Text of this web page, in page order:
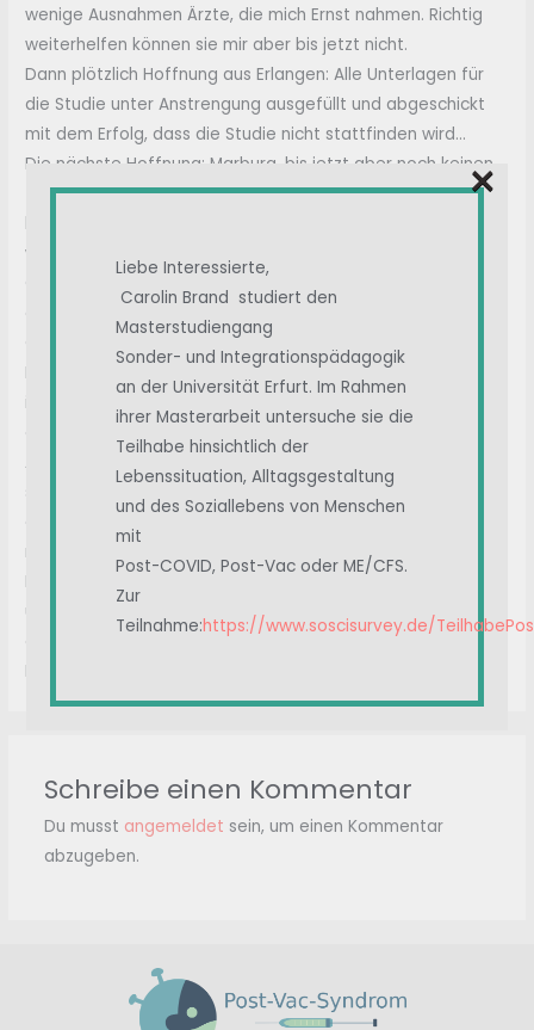
wenige Ausnahmen Ärzte, die mich Ernst nahmen. Richtig
weiterhelfen können sie mir aber bis jetzt nicht.
Dann plötzlich Hoffnung aus Erlangen: Alle Unterlagen für
die Studie unter Anstrengung ausgefüllt und abgeschickt
mit dem Erfolg, dass die Studie nicht stattfinden wird…
Die nächste Hoffnung: Marburg, bis jetzt aber noch keinen
Termin erhalten und wenn ich die Erfahrungen von anderen
hier mit Marburg lese, bin ich mir nicht sicher, ob uns dort
wirklich geholfen werden kann…
Das alles ist so frustrierend und zermürbend. Zum Glück bin
ich aber wirklich eine sehr positiv denkende Person und
An vielen Tagen ist es aber einfach so anstrengend, all
seine Kraft zu sammeln und bei Aktivitäten mit den Kids
nächsten Crash?
Ich wünsche mir nichts mehr als wieder gesund zu werden
und mit meiner Familie das Leben zu genießen und dass
alle Betroffenen endlich Hilfe erhalten und von Politik und
Medizin Ernst genommen werden.
Schreibe einen Kommentar
Du musst angemeldet sein, um einen Kommentar
abzugeben.
Liebe Interessierte,
Carolin Brand studiert den
Masterstudiengang
Sonder- und Integrationspädagogik
an der Universität Erfurt. Im Rahmen
ihrer Masterarbeit untersuche sie die
Teilhabe hinsichtlich der
Lebenssituation, Alltagsgestaltung
und des Soziallebens von Menschen
mit
Post-COVID, Post-Vac oder ME/CFS.
Zur
Teilnahme:https://www.soscisurvey.de/
×